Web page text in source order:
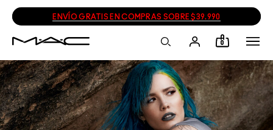
ENVÍO GRATIS EN COMPRAS SOBRE $39.990
0